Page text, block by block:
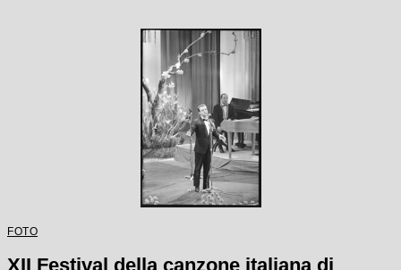
FOTO
XII Festival della canzone italiana di